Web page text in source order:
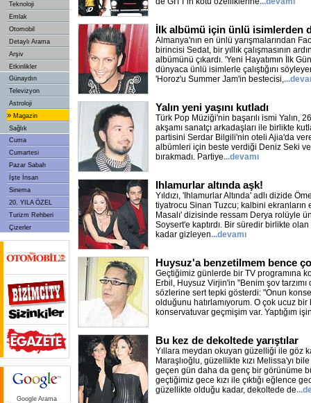
Teknoloji
Emlak
Otomobil
Detaylı Arama
Arşiv
Etkinlikler
Günaydın
Televizyon
Astroloji
» Magazin
Sağlık
Cuma
Cumartesi
Pazar Sabah
İşte İnsan
Sinema
20. YILA ÖZEL
Turizm Rehberi
Çizerler
Google Arama
İlk albümü için ünlü isimlerden
Almanya'nın en ünlü yarışmalarından
birincisi Sedat, bir yıllık çalışmasının
albümünü çıkardı. 'Yeni Hayatımın İlk
dünyaca ünlü isimlerle çalıştığını
'Horoz'u Summer Jam'in bestecisi,
Yalın yeni yaşını kutladı
Türk Pop Müziği'nin başarılı ismi Yalın,
akşamı sanatçı arkadaşları ile birlikte
partisini Serdar Bilgili'nin oteli Ajia'da
albümleri için beste verdiği Deniz Seki
bırakmadı. Partiye...devamı
Ihlamurlar altında aşk!
Yıldızı, 'Ihlamurlar Altında' adlı dizide
tiyatrocu Sinan Tuzcu; kalbini ekranların
Masalı' dizisinde ressam Derya rolüyle
Soysert'e kaptırdı. Bir süredir birlikte
kadar gizleyen...devamı
Huysuz'a benzetilmem bence
Geçtiğimiz günlerde bir TV programına
Erbil, Huysuz Virjin'in "Benim şov
sözlerine sert tepki gösterdi: "Onun
olduğunu hatırlamıyorum. O çok ucuz
konservatuvar geçmişim var. Yaptığım
Bu kez de dekoltede yarıştılar
Yıllara meydan okuyan güzelliği ile göz
Maraşlıoğlu, güzellikte kızı Melissa'yı
geçen gün daha da genç bir görünüme
geçtiğimiz gece kızı ile çıktığı eğlence
güzellikte olduğu kadar, dekoltede de